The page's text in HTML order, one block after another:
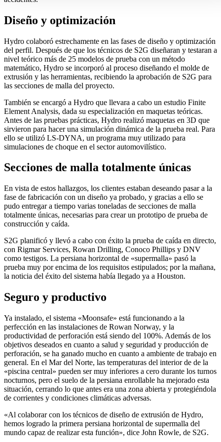
Diseño y optimización
Hydro colaboró estrechamente en las fases de diseño y optimización
del perfil. Después de que los técnicos de S2G diseñaran y testaran a
nivel teórico más de 25 modelos de prueba con un método
matemático, Hydro se incorporó al proceso diseñando el molde de
extrusión y las herramientas, recibiendo la aprobación de S2G para
las secciones de malla del proyecto.
También se encargó a Hydro que llevara a cabo un estudio Finite
Element Analysis, dada su especialización en maquetas teóricas.
Antes de las pruebas prácticas, Hydro realizó maquetas en 3D que
sirvieron para hacer una simulación dinámica de la prueba real. Para
ello se utilizó LS-DYNA, un programa muy utilizado para
simulaciones de choque en el sector automovilístico.
Secciones de malla totalmente únicas
En vista de estos hallazgos, los clientes estaban deseando pasar a la
fase de fabricación con un diseño ya probado, y gracias a ello se
pudo entregar a tiempo varias toneladas de secciones de malla
totalmente únicas, necesarias para crear un prototipo de prueba de
construcción y caída.
S2G planificó y llevó a cabo con éxito la prueba de caída en directo,
con Rigmar Services, Rowan Drilling, Conoco Phillips y DNV
como testigos. La persiana horizontal de «supermalla» pasó la
prueba muy por encima de los requisitos estipulados; por la mañana,
la noticia del éxito del sistema había llegado ya a Houston.
Seguro y productivo
Ya instalado, el sistema «Moonsafe» está funcionando a la
perfección en las instalaciones de Rowan Norway, y la
productividad de perforación está siendo del 100%. Además de los
objetivos deseados en cuanto a salud y seguridad y producción de
perforación, se ha ganado mucho en cuanto a ambiente de trabajo en
general. En el Mar del Norte, las temperaturas del interior de de la
«piscina central» pueden ser muy inferiores a cero durante los turnos
nocturnos, pero el suelo de la persiana enrollable ha mejorado esta
situación, cerrando lo que antes era una zona abierta y protegiéndola
de corrientes y condiciones climáticas adversas.
«Al colaborar con los técnicos de diseño de extrusión de Hydro,
hemos logrado la primera persiana horizontal de supermalla del
mundo capaz de realizar esta función», dice John Rowle, de S2G.